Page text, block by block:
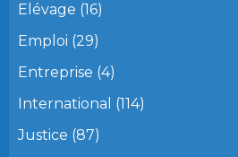
Elévage (16)
Emploi (29)
Entreprise (4)
International (114)
Justice (87)